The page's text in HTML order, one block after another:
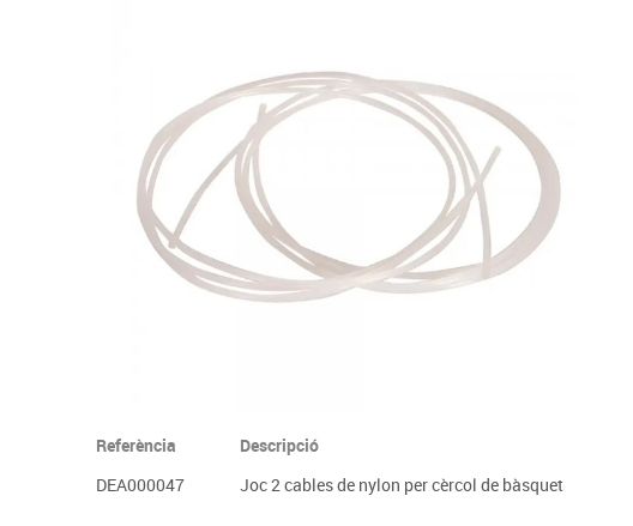
Higiene
Dibuix tècnic i artístic
Material escolar
Psicomotricitat
Jocs simbòlics
Referència Descripció
DEA000047
Joc 2 cables de nylon per cèrcol de bàsquet